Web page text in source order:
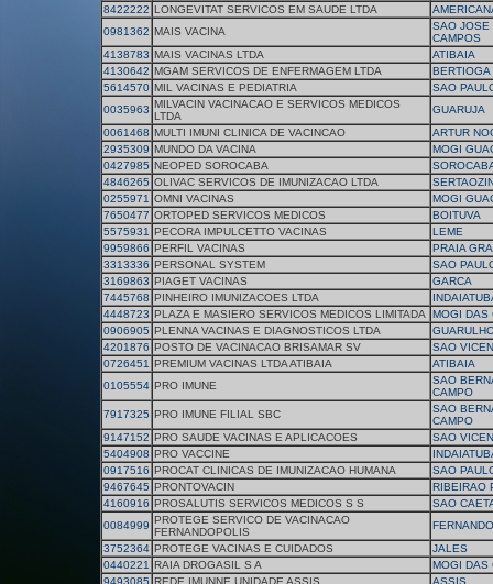
8422222 LONGEVITAT SERVICOS EM SAUDE LTDA
0981362 MAIS VACINA
SAO JOSE
CAMPOS
4138783 MAIS VACINAS LTDA
ATIBAIA
4130642 MGAM SERVICOS DE ENFERMAGEM LTDA
BERTIOGA
5614570 MIL VACINAS E PEDIATRIA
SAO
0035963 MILVACIN VACINACAO E SERVICOS MEDICOS
LTDA
GUARUJA
0061468 MULTI IMUNI CLINICA DE VACINCAO
ARTUR
2935309 MUNDO DA VACINA
MOGI
0427985 NEOPED SOROCABA
4846265 OLIVAC SERVICOS DE IMUNIZACAO LTDA
0255971 OMNI VACINAS
MOGI
7650477 ORTOPED SERVICOS MEDICOS
BOITUVA
5575931 PECORA IMPULCETTO VACINAS
LEME
9959866 PERFIL VACINAS
PRAIA
3313336 PERSONAL SYSTEM
SAO
3169863 PIAGET VACINAS
GARCA
7445768 PINHEIRO IMUNIZACOES LTDA
4448723 PLAZA E MASIERO SERVICOS MEDICOS LIMITADA
MOGI DAS
0906905 PLENNA VACINAS E DIAGNOSTICOS LTDA
4201876 POSTO DE VACINACAO BRISAMAR SV
SAO
0726451 PREMIUM VACINAS LTDA ATIBAIA
ATIBAIA
0105554 PRO IMUNE
SAO
CAMPO
7917325 PRO IMUNE FILIAL SBC
SAO
CAMPO
9147152 PRO SAUDE VACINAS E APLICACOES
SAO
5404908 PRO VACCINE
0917516 PROCAT CLINICAS DE IMUNIZACAO HUMANA
SAO
9467645 PRONTOVACIN
RIBEIRAO
4160916 PROSALUTIS SERVICOS MEDICOS S S
SAO
0084999 PROTEGE SERVICO DE VACINACAO
FERNANDOPOLIS
3752364 PROTEGE VACINAS E CUIDADOS
JALES
0440221 RAIA DROGASIL S A
MOGI DAS
9493085 REDE IMUNNE UNIDADE ASSIS ASSIS